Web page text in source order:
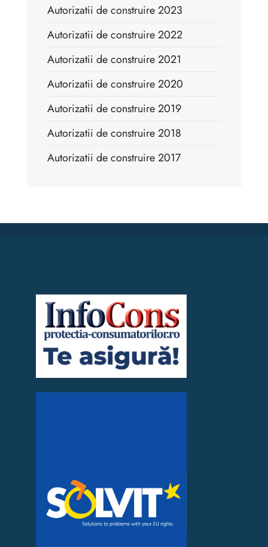
Autorizatii de construire 2023
Autorizatii de construire 2022
Autorizatii de construire 2021
Autorizatii de construire 2020
Autorizatii de construire 2019
Autorizatii de construire 2018
Autorizatii de construire 2017